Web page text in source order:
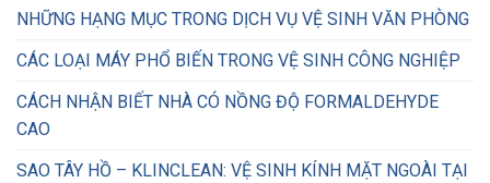
NHỮNG HẠNG MỤC TRONG DỊCH VỤ VỆ SINH VĂN PHÒNG
CÁC LOẠI MÁY PHỔ BIẾN TRONG VỆ SINH CÔNG NGHIỆP
CÁCH NHẬN BIẾT NHÀ CÓ NỒNG ĐỘ FORMALDEHYDE
CAO
SAO TÂY HỒ – KLINCLEAN: VỆ SINH KÍNH MẶT NGOÀI TẠI